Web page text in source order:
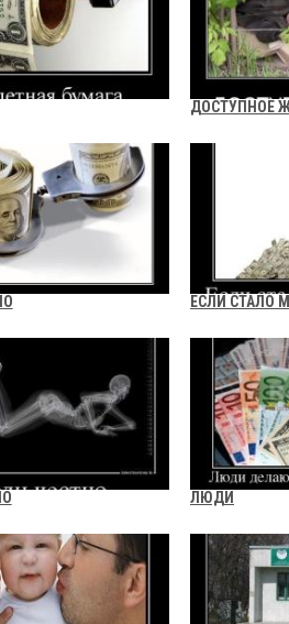
ДОСТУПНОЕ
ЕСЛИ СТАЛО
ЛЮДИ